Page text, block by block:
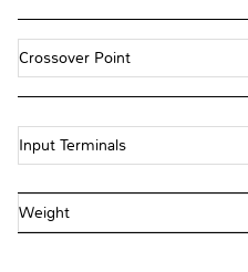
Crossover Point
Input Terminals
Weight